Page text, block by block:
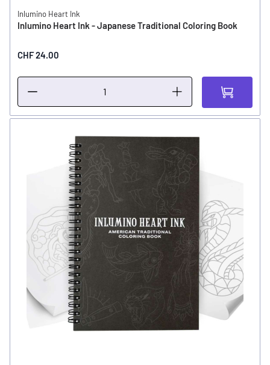
Inlumino Heart Ink
Inlumino Heart Ink - Japanese Traditional Coloring Book
CHF 24.00